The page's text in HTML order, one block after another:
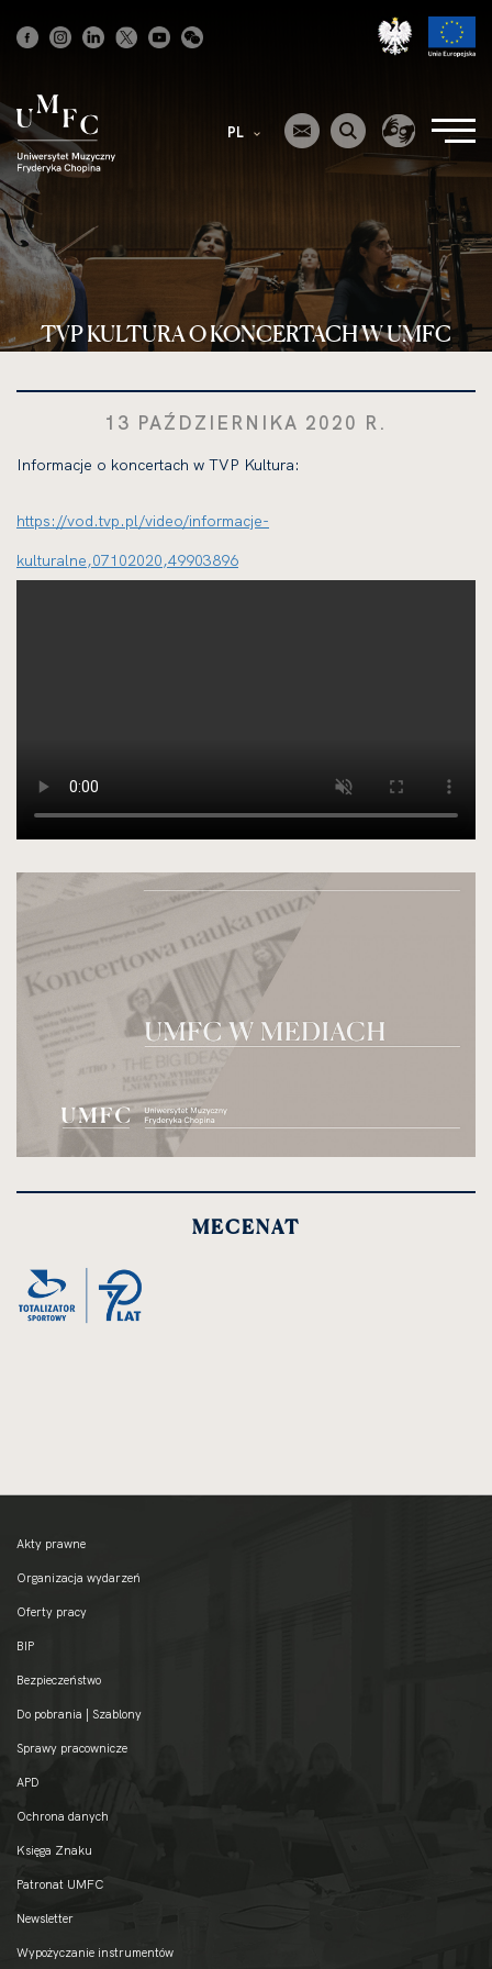
główna
PL
TVP KULTURA O KONCERTACH W UMFC
13 PAŹDZIERNIKA 2020 R.
Informacje o koncertach w TVP Kultura:
https://vod.tvp.pl/video/informacje-
kulturalne,07102020,49903896
spowoduje
rozmiarów
oryginalnych
MECENAT
Akty prawne
Organizacja wydarzeń
Oferty pracy
BIP
Bezpieczeństwo
Do pobrania | Szablony
Sprawy pracownicze
APD
Ochrona danych
Księga Znaku
Patronat UMFC
Newsletter
Wypożyczanie instrumentów